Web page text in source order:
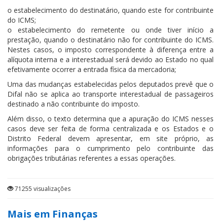
o estabelecimento do destinatário, quando este for contribuinte
do ICMS;
o estabelecimento do remetente ou onde tiver início a
prestação, quando o destinatário não for contribuinte do ICMS.
Nestes casos, o imposto correspondente à diferença entre a
alíquota interna e a interestadual será devido ao Estado no qual
efetivamente ocorrer a entrada física da mercadoria;
Uma das mudanças estabelecidas pelos deputados prevê que o
Difal não se aplica ao transporte interestadual de passageiros
destinado a não contribuinte do imposto.
Além disso, o texto determina que a apuração do ICMS nesses
casos deve ser feita de forma centralizada e os Estados e o
Distrito Federal devem apresentar, em site próprio, as
informações para o cumprimento pelo contribuinte das
obrigações tributárias referentes a essas operações.
71255 visualizações
Mais em Finanças